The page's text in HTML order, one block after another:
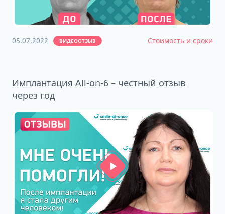
05.07.2022 ВИДЕООТЗЫВ Стоимость и сроки
Имплантация All-on-6 – честный отзыв
через год